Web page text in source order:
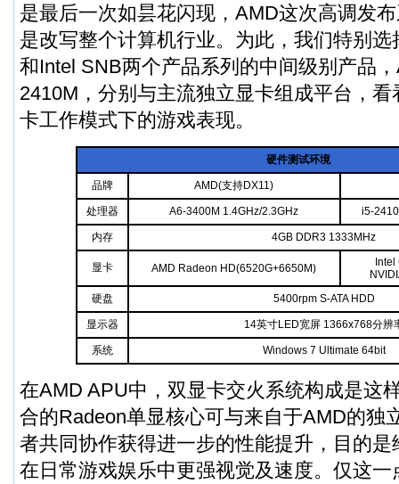
是最后一次如昙花闪现，AMD这次高调发
是改写整个计算机行业。为此，我们特别
和Intel SNB两个产品系列的中间级别产品
2410M，分别与主流独立显卡组成平台，
卡工作模式下的游戏表现。
硬件测试环境
品牌 AMD(支持DX11)
处理器 A6-3400M 1.4GHz/2.3GHz i5-
内存 4GB DDR3 1333MHz
显卡 AMD Radeon HD(6520G+6650M)
硬盘
5400rpm S-ATA HDD
显示器 14英寸LED宽屏 1366x768分辨
系统 Windows 7 Ultimate 64bit
在AMD APU中，双显卡交火系统构成是这
合的Radeon单显核心可与来自于AMD的独
者共同协作获得进一步的性能提升，目的
在日常游戏娱乐中更强视觉及速度。仅这